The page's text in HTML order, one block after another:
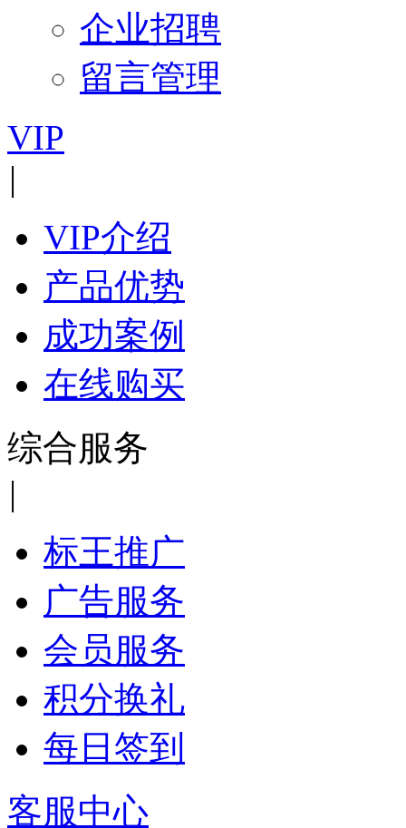
企业招聘
留言管理
VIP
|
VIP介绍
产品优势
成功案例
在线购买
综合服务
|
标王推广
广告服务
会员服务
积分换礼
每日签到
客服中心